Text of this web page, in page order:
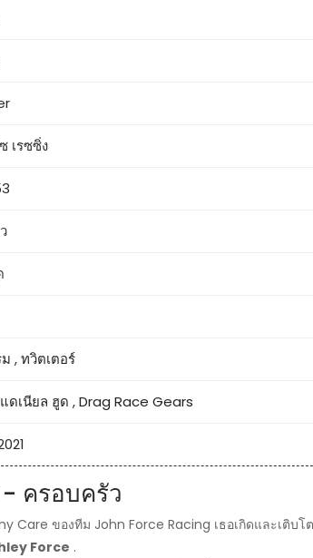
เรซซิ่ง
,ทวิตเตอร์
ดเนียล ฮูด ,Drag Race Gears
ครอบครัว
Care ของทีม John Force Racing เธอเกิดและเติบโ
Force .